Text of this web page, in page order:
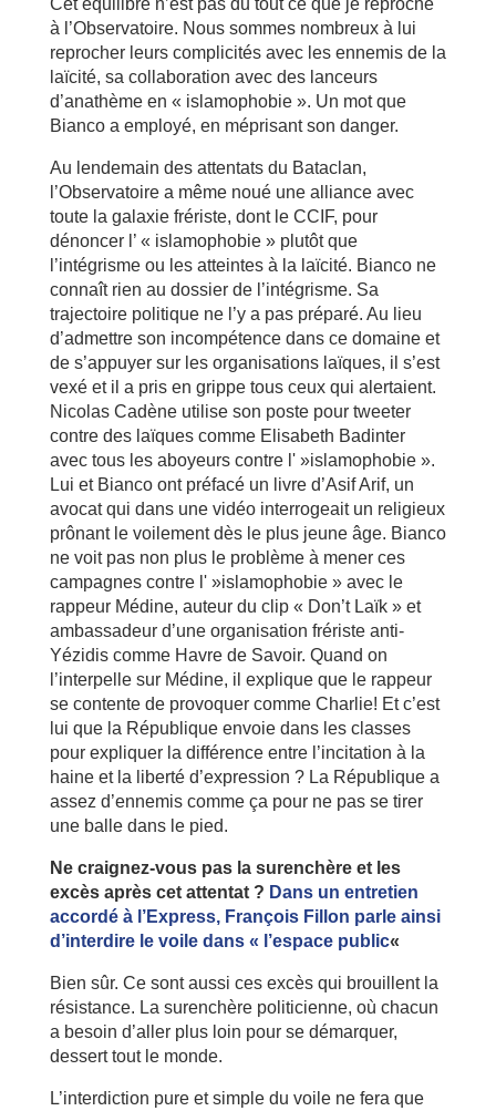
à l’Observatoire. Nous sommes nombreux à lui
reprocher leurs complicités avec les ennemis de la
laïcité, sa collaboration avec des lanceurs
d’anathème en « islamophobie ». Un mot que
Bianco a employé, en méprisant son danger.
Au lendemain des attentats du Bataclan,
l’Observatoire a même noué une alliance avec
toute la galaxie frériste, dont le CCIF, pour
dénoncer l’ « islamophobie » plutôt que
l’intégrisme ou les atteintes à la laïcité. Bianco ne
connaît rien au dossier de l’intégrisme. Sa
trajectoire politique ne l’y a pas préparé. Au lieu
d’admettre son incompétence dans ce domaine et
de s’appuyer sur les organisations laïques, il s’est
vexé et il a pris en grippe tous ceux qui alertaient.
Nicolas Cadène utilise son poste pour tweeter
contre des laïques comme Elisabeth Badinter
avec tous les aboyeurs contre l' »islamophobie ».
Lui et Bianco ont préfacé un livre d’Asif Arif, un
avocat qui dans une vidéo interrogeait un religieux
prônant le voilement dès le plus jeune âge. Bianco
ne voit pas non plus le problème à mener ces
campagnes contre l' »islamophobie » avec le
rappeur Médine, auteur du clip « Don’t Laïk » et
ambassadeur d’une organisation frériste anti-
Yézidis comme Havre de Savoir. Quand on
l’interpelle sur Médine, il explique que le rappeur
se contente de provoquer comme Charlie! Et c’est
lui que la République envoie dans les classes
pour expliquer la différence entre l’incitation à la
haine et la liberté d’expression ? La République a
assez d’ennemis comme ça pour ne pas se tirer
une balle dans le pied.
Ne craignez-vous pas la surenchère et les
excès après cet attentat ? Dans un entretien
accordé à l’Express, François Fillon parle ainsi
d’interdire le voile dans « l’espace public«
Bien sûr. Ce sont aussi ces excès qui brouillent la
résistance. La surenchère politicienne, où chacun
a besoin d’aller plus loin pour se démarquer,
dessert tout le monde.
L’interdiction pure et simple du voile ne fera que